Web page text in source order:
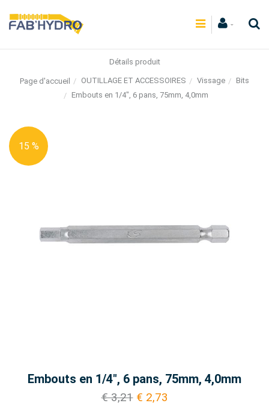
Détails produit
Page d'accueil OUTILLAGE ET ACCESSOIRES Vissage
Bits
Embouts en 1/4", 6 pans, 75mm, 4,0mm
15 %
Embouts en 1/4", 6 pans, 75mm, 4,0mm
€ 3,21 € 2,73